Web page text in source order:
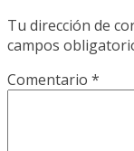
Tu dirección de
campos
Comentario *